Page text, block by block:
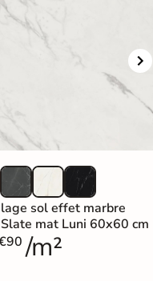
sol effet marbre
mat Luni 60x60 cm
/m²